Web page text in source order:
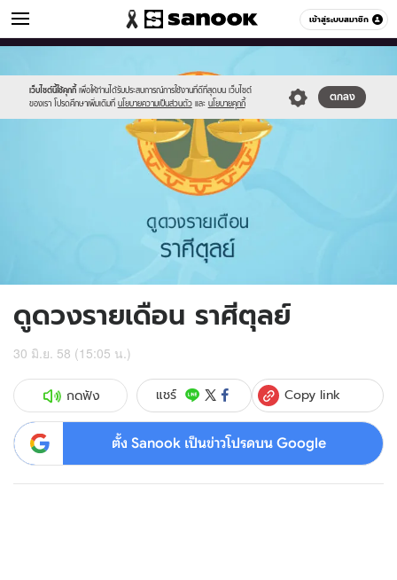
เข้าสู่ระบบสมาชิก
ดูดวง หมวดอื่นๆ
เว็บไซต์นี้ใช้คุกกี้ เพื่อให้ท่านได้รับประสบการณ์การใช้งานที่ดีที่สุดบน เว็บไซต์
ของเรา โปรดศึกษาเพิ่มเติมที่ นโยบายความเป็นส่วนตัว และ นโยบายคุกกี้
ตกลง
new-
sanook.png
ดูดวงรายเดือน ราศีตุลย์
30 มิ.ย. 58 (15:05 น.)
กดฟัง แชร์ Copy link
ตั้ง Sanook เป็นข่าวโปรดบน Google